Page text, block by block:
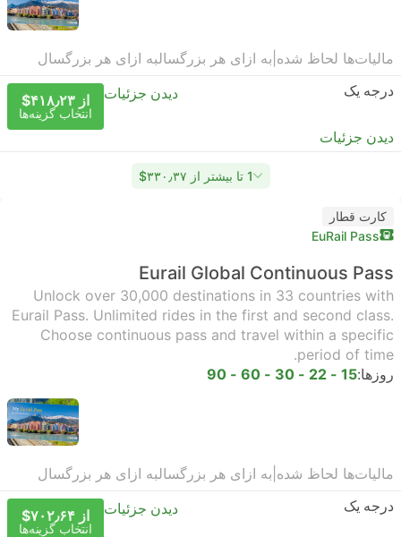
مالیات‌ها لحاظ شده به ازای هر بزرگسالبه ازای هر بزرگسال
درجه یک
دیدن جزئیات از ‎$۴۱۸٫۲۳
انتخاب گزینه‌ها
دیدن جزئیات
1 تا بیشتر از ‎$۳۳۰٫۳۷
کارت قطار
EuRail Pass
Eurail Global Continuous Pass
Unlock over 30,000 destinations in 33 countries with
Eurail Pass. Unlimited rides in the first and second class.
Choose continuous pass and travel within a specific
period of time.
روزها:15 - 22 - 30 - 60 - 90
مالیات‌ها لحاظ شده به ازای هر بزرگسالبه ازای هر بزرگسال
درجه یک
دیدن جزئیات از ‎$۷۰۲٫۶۴
انتخاب گزینه‌ها